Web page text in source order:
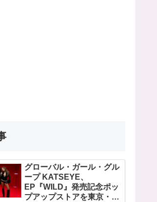
グローバル・ガール・グル
ープ KATSEYE、
EP『WILD』発売記念ポッ
プアップストアを東京・原